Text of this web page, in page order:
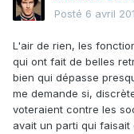
Posté 6 avril
L'air de rien, les
qui ont fait de belles
bien qui dépasse
me demande si,
voteraient contre les
avait un parti qui